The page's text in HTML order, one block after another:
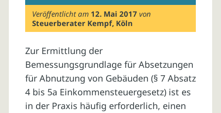
Veröffentlicht am 12. Mai 2017 von
Steuerberater Kempf, Köln
Zur Ermittlung der
Bemessungsgrundlage für Absetzungen
für Abnutzung von Gebäuden (§ 7 Absatz
4 bis 5a Einkommensteuergesetz) ist es
in der Praxis häufig erforderlich, einen